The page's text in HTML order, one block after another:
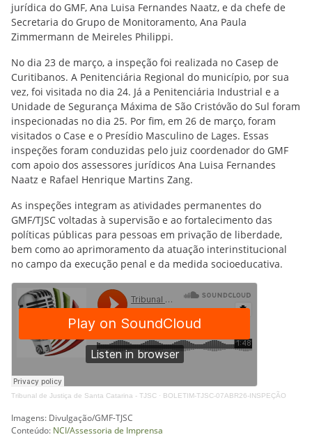
jurídica do GMF, Ana Luisa Fernandes Naatz, e da chefe de
Secretaria do Grupo de Monitoramento, Ana Paula
Zimmermann de Meireles Philippi.
No dia 23 de março, a inspeção foi realizada no Casep de
Curitibanos. A Penitenciária Regional do município, por sua
vez, foi visitada no dia 24. Já a Penitenciária Industrial e a
Unidade de Segurança Máxima de São Cristóvão do Sul foram
inspecionadas no dia 25. Por fim, em 26 de março, foram
visitados o Case e o Presídio Masculino de Lages. Essas
inspeções foram conduzidas pelo juiz coordenador do GMF
com apoio dos assessores jurídicos Ana Luisa Fernandes
Naatz e Rafael Henrique Martins Zang.
As inspeções integram as atividades permanentes do
GMF/TJSC voltadas à supervisão e ao fortalecimento das
políticas públicas para pessoas em privação de liberdade,
bem como ao aprimoramento da atuação interinstitucional
no campo da execução penal e da medida socioeducativa.
Tribunal de Justiça de Santa Catarina - TJSC · BOLETIM-TJSC-07ABR26-INSPEÇÃO
Imagens: Divulgação/GMF-TJSC
Conteúdo: NCI/Assessoria de Imprensa